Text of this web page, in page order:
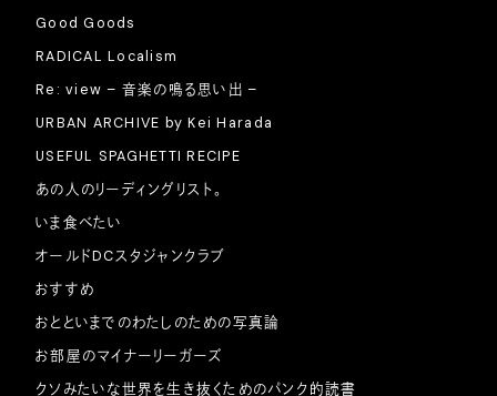
Good Goods
RADICAL Localism
Re: view – 音楽の鳴る思い出 –
URBAN ARCHIVE by Kei Harada
USEFUL SPAGHETTI RECIPE
あの人のリーディングリスト。
いま食べたい
オールドDCスタジャンクラブ
おすすめ
おとといまでのわたしのための写真論
お部屋のマイナーリーガーズ
クソみたいな世界を生き抜くためのパンク的読書